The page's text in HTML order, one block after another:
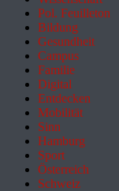
Pol. Feuilleton
Bildung
Gesundheit
Campus
Familie
Digital
Entdecken
Mobilität
Sinn
Hamburg
Sport
Österreich
Schweiz